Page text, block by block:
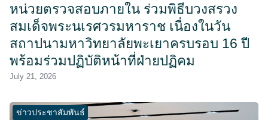
หน่วยตรวจสอบภายใน ร่วมพิธีบวงสรวง
สมเด็จพระนเรศวรมหาราช เนื่องในวัน
สถาปนามหาวิทยาลัยพะเยาครบรอบ 16 ปี
พร้อมร่วมปฏิบัติหน้าที่ฝ่ายปฏิคม
July 21, 2026
ข่าวประชาสัมพันธ์